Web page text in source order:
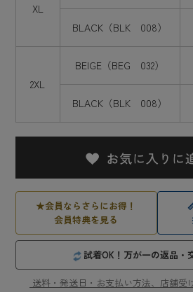
XL
BLACK（BLK 008）
2XL
BEIGE（BEG 032）
BLACK（BLK 008）
★会員ならさらにお得！
会員特典を見る
試着OK！万が一の返品・
送料・発送日・お支払い方法、店舗受